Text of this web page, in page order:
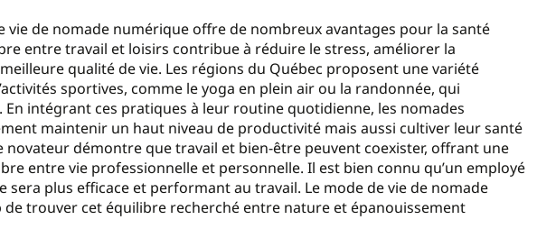
vie de nomade numérique offre de nombreux avantages pour la santé
entre travail et loisirs contribue à réduire le stress, améliorer la
qualité de vie. Les régions du Québec proposent une variété
sportives, comme le yoga en plein air ou la randonnée, qui
En intégrant ces pratiques à leur routine quotidienne, les nomades
maintenir un haut niveau de productivité mais aussi cultiver leur santé
novateur démontre que travail et bien-être peuvent coexister, offrant une
entre vie professionnelle et personnelle. Il est bien connu qu’un employé
sera plus efficace et performant au travail. Le mode de vie de nomade
trouver cet équilibre recherché entre nature et épanouissement